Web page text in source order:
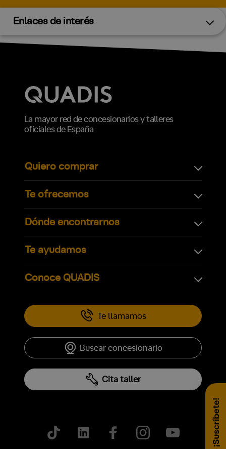
Enlaces de interés
La mayor red de concesionarios y talleres
oficiales de España
Quiero comprar
Te ofrecemos
Dónde encontrarnos
Te ayudamos
Conoce QUADIS
Te llamamos
Buscar concesionario
Cita taller